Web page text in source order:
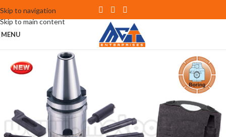
Skip to navigation
Skip to main content
MENU